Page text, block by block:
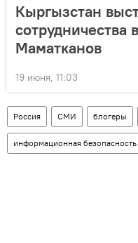
Кыргызстан
Маматканов
19 июня, 11:03
Россия СМИ блогеры
информационная безопасность